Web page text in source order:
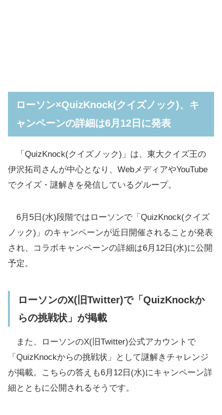
ローソン×QuizKnock(クイズノック)、キ
ャンペーンの詳細は6月12日に発表
「QuizKnock(クイズノック)」は、東大クイズ王の
伊沢拓司さんが中心となり、WebメディアやYouTube
でクイズ・謎解きを発信しているグループ。
6月5日(水)段階ではローソンで「QuizKnock(クイズ
ノック)」のキャンペーンが近日開催されることが発表
され、コラボキャンペーンの詳細は6月12日(水)に公開
予定。
ローソンのX(旧Twitter)で「QuizKnockか
らの挑戦状」が掲載
また、ローソンのX(旧Twitter)公式アカウントで
「QuizKnockからの挑戦状」として謎解きチャレンジ
が掲載。こちらの答えも6月12日(水)にキャンペーン詳
細とともに公開されるそうです。